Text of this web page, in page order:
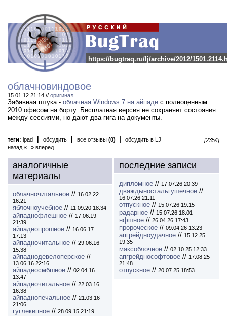
https://bugtraq.ru/lj/archive/2012/
облачновиндовое
15.01.12 21:14 // оригинал
Забавная штука - облачная Windows 7 на айпаде с полноценным
2010 офисом на борту. Бесплатная версия не сохраняет состояния
между сессиями, но дают два гига на документы.
теги: ipad обсудить все отзывы (0) обсудить в LJ
[2354]
назад «
» вперед
аналогичные
материалы
облачночитальное // 16.02.22
16:21
яблочноучебное // 11.09.20 18:34
айпаднофлешное // 17.06.19
21:39
айпаднопрошное // 16.06.17
17:13
айпадночитальное // 29.06.16
15:38
айпаднодевелоперское //
13.06.16 22:16
айпадносмбшное // 02.04.16
13:47
айпадночитальное // 22.03.16
16:38
айпаднопечальное // 21.03.16
21:06
гуглекипное // 28.09.15 21:19
последние записи
дипломное // 17.07.26 20:39
дваждыностальгушечное //
16.07.26 21:11
отпускное // 15.07.26 19:15
радарное // 15.07.26 18:01
нфшное // 26.04.26 17:43
пророческое // 09.04.26 13:23
апгрейдноудачное // 15.12.25
19:35
максоблочное // 02.10.25 12:33
апгрейднософтовое // 17.08.25
21:48
отпускное // 20.07.25 18:53